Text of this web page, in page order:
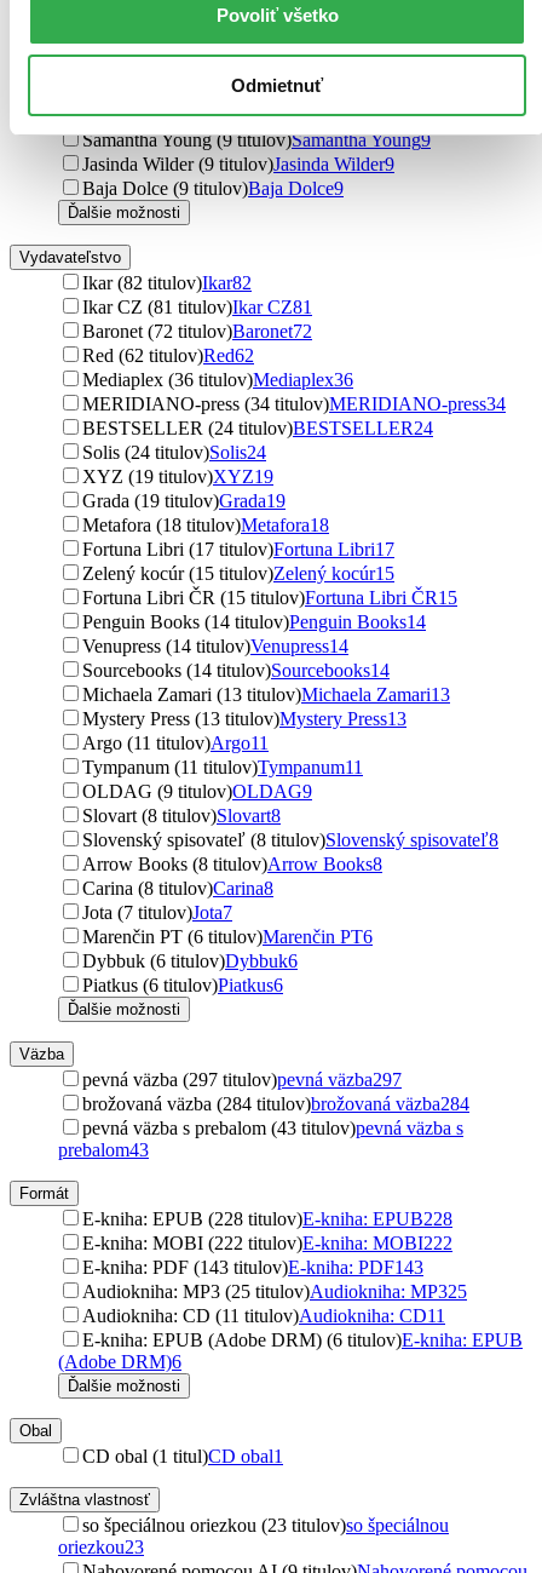
Povoliť všetko
Odmietnuť
Fernando J. Múñez (11 titulov)Fernando J. Múñez
Elizabeth O´Roark (11 titulov)Elizabeth O´Roark11
Marcy Jell (10 titulov)Marcy Jell
Mon CouCou (10 titulov)Mon CouCou10
Samantha Young (9 titulov)Samantha Young9
Jasinda Wilder (9 titulov)Jasinda Wilder9
Baja Dolce (9 titulov)Baja Dolce9
Ďalšie možnosti
Vydavateľstvo
Ikar (82 titulov)Ikar82
Ikar CZ (81 titulov)Ikar CZ81
Baronet (72 titulov)Baronet72
Red (62 titulov)Red62
Mediaplex (36 titulov)Mediaplex36
MERIDIANO-press (34 titulov)MERIDIANO-press34
BESTSELLER (24 titulov)BESTSELLER24
Solis (24 titulov)Solis24
XYZ (19 titulov)XYZ19
Grada (19 titulov)Grada19
Metafora (18 titulov)Metafora18
Fortuna Libri (17 titulov)Fortuna Libri17
Zelený kocúr (15 titulov)Zelený kocúr15
Fortuna Libri ČR (15 titulov)Fortuna Libri ČR15
Penguin Books (14 titulov)Penguin Books14
Venupress (14 titulov)Venupress14
Sourcebooks (14 titulov)Sourcebooks14
Michaela Zamari (13 titulov)Michaela Zamari13
Mystery Press (13 titulov)Mystery Press13
Argo (11 titulov)Argo11
Tympanum (11 titulov)Tympanum11
OLDAG (9 titulov)OLDAG9
Slovart (8 titulov)Slovart8
Slovenský spisovateľ (8 titulov)Slovenský spisovateľ8
Arrow Books (8 titulov)Arrow Books8
Carina (8 titulov)Carina8
Jota (7 titulov)Jota7
Marenčin PT (6 titulov)Marenčin PT6
Dybbuk (6 titulov)Dybbuk6
Piatkus (6 titulov)Piatkus6
Ďalšie možnosti
Väzba
pevná väzba (297 titulov)pevná väzba297
brožovaná väzba (284 titulov)brožovaná väzba284
pevná väzba s prebalom (43 titulov)pevná väzba s
prebalom43
Formát
E-kniha: EPUB (228 titulov)E-kniha: EPUB228
E-kniha: MOBI (222 titulov)E-kniha: MOBI222
E-kniha: PDF (143 titulov)E-kniha: PDF143
Audiokniha: MP3 (25 titulov)Audiokniha: MP325
Audiokniha: CD (11 titulov)Audiokniha: CD11
E-kniha: EPUB (Adobe DRM) (6 titulov)E-kniha: EPUB
(Adobe DRM)6
Ďalšie možnosti
Obal
CD obal (1 titul)CD obal1
Zvláštna vlastnosť
so špeciálnou oriezkou (23 titulov)so špeciálnou
oriezkou23